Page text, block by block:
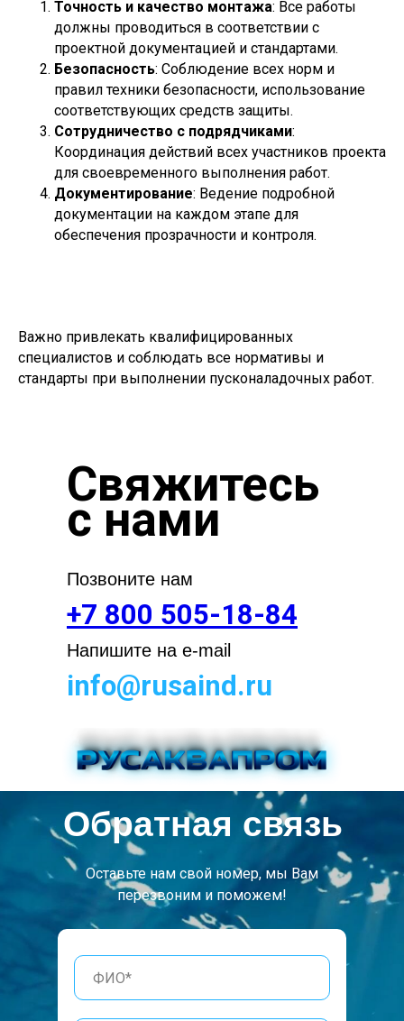
Точность и качество монтажа: Все работы
должны проводиться в соответствии с
проектной документацией и стандартами.
Безопасность: Соблюдение всех норм и
правил техники безопасности, использование
соответствующих средств защиты.
Сотрудничество с подрядчиками:
Координация действий всех участников проекта
для своевременного выполнения работ.
Документирование: Ведение подробной
документации на каждом этапе для
обеспечения прозрачности и контроля.
Важно привлекать квалифицированных
специалистов и соблюдать все нормативы и
стандарты при выполнении пусконаладочных работ.
Свяжитесь
с нами
Позвоните нам
+7 800 505-18-84
Напишите на e-mail
info@rusaind.ru
Обратная связь
Оставьте нам свой номер, мы Вам
перезвоним и поможем!